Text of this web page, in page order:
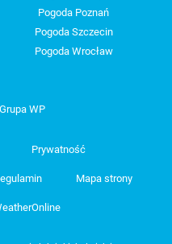
Pogoda Poznań
Pogoda Szczecin
Pogoda Wrocław
WP
Prywatność
Mapa strony